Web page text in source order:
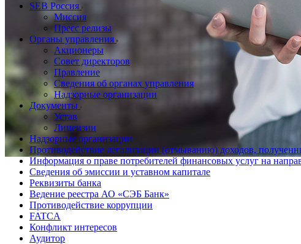
SEB Россия
Миссия
Пресс релизы
Органы управления
Акционеры
Совет директоров
Правление
Сведения об органах управления
Надзорные организации
Документы
Устав
Лицензии
Надзорные организации
Противодействие легализации (отмыванию) доходов,
Информация о праве потребителей финансовых услуг на
Сведения об эмиссии и уставном капитале
Реквизиты банка
Ведение реестра АО «СЭБ Банк»
Противодействие коррупции
FATCA
Конфликт интересов
Аудитор